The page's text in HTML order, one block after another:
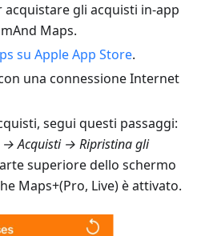
gli acquisti in-app
Maps.
su Apple App Store.
una connessione Internet
segui questi passaggi:
Acquisti → Ripristina gli
superiore dello schermo
Maps+(Pro, Live) è attivato.